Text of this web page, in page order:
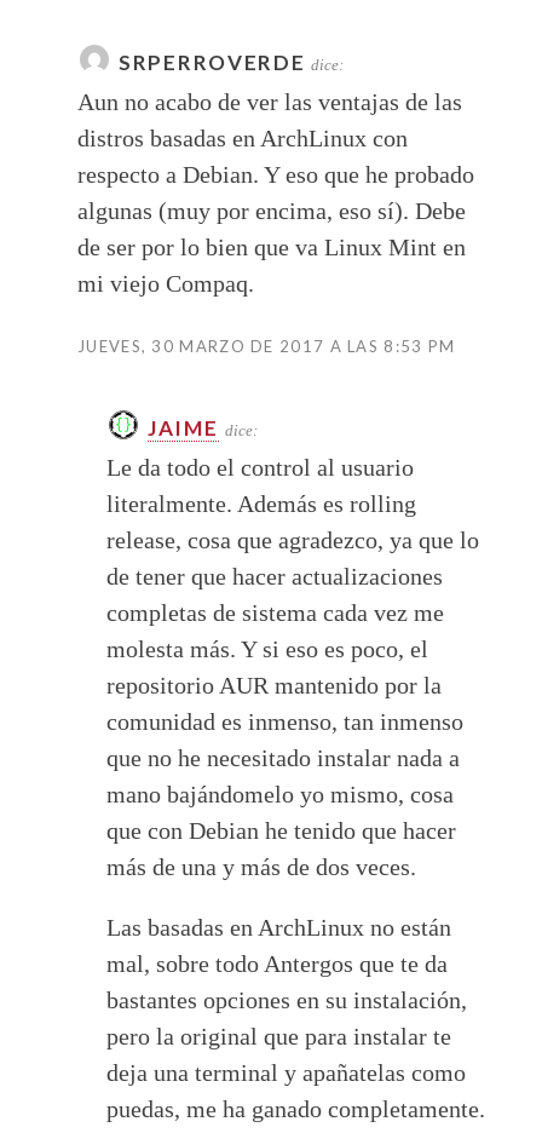
SRPERROVERDE dice:
Aun no acabo de ver las ventajas de las
distros basadas en ArchLinux con
respecto a Debian. Y eso que he probado
algunas (muy por encima, eso sí). Debe
de ser por lo bien que va Linux Mint en
mi viejo Compaq.
JUEVES, 30 MARZO DE 2017 A LAS 8:53 PM
JAIME dice:
Le da todo el control al usuario
literalmente. Además es rolling
release, cosa que agradezco, ya que lo
de tener que hacer actualizaciones
completas de sistema cada vez me
molesta más. Y si eso es poco, el
repositorio AUR mantenido por la
comunidad es inmenso, tan inmenso
que no he necesitado instalar nada a
mano bajándomelo yo mismo, cosa
que con Debian he tenido que hacer
más de una y más de dos veces.
Las basadas en ArchLinux no están
mal, sobre todo Antergos que te da
bastantes opciones en su instalación,
pero la original que para instalar te
deja una terminal y apañatelas como
puedas, me ha ganado completamente.